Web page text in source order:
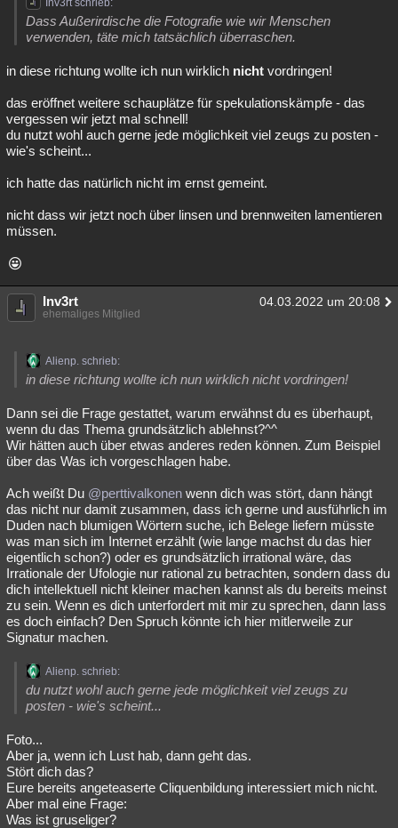
Inv3rt schrieb:
Dass Außerirdische die Fotografie wie wir Menschen
verwenden, täte mich tatsächlich überraschen.
in diese richtung wollte ich nun wirklich nicht vordringen!
das eröffnet weitere schauplätze für spekulationskämpfe - das
vergessen wir jetzt mal schnell!
du nutzt wohl auch gerne jede möglichkeit viel zeugs zu posten -
wie's scheint...
ich hatte das natürlich nicht im ernst gemeint.
nicht dass wir jetzt noch über linsen und brennweiten lamentieren
müssen.
Inv3rt 04.03.2022 um 20:08
ehemaliges Mitglied
Alienp. schrieb:
in diese richtung wollte ich nun wirklich nicht vordringen!
Dann sei die Frage gestattet, warum erwähnst du es überhaupt,
wenn du das Thema grundsätzlich ablehnst?^^
Wir hätten auch über etwas anderes reden können. Zum Beispiel
über das Was ich vorgeschlagen habe.
Ach weißt Du @perttivalkonen wenn dich was stört, dann hängt
das nicht nur damit zusammen, dass ich gerne und ausführlich im
Duden nach blumigen Wörtern suche, ich Belege liefern müsste
was man sich im Internet erzählt (wie lange machst du das hier
eigentlich schon?) oder es grundsätzlich irrational wäre, das
Irrationale der Ufologie nur rational zu betrachten, sondern dass du
dich intellektuell nicht kleiner machen kannst als du bereits meinst
zu sein. Wenn es dich unterfordert mit mir zu sprechen, dann lass
es doch einfach? Den Spruch könnte ich hier mitlerweile zur
Signatur machen.
Alienp. schrieb:
du nutzt wohl auch gerne jede möglichkeit viel zeugs zu
posten - wie's scheint...
Foto...
Aber ja, wenn ich Lust hab, dann geht das.
Stört dich das?
Eure bereits angeteaserte Cliquenbildung interessiert mich nicht.
Aber mal eine Frage:
Was ist gruseliger?